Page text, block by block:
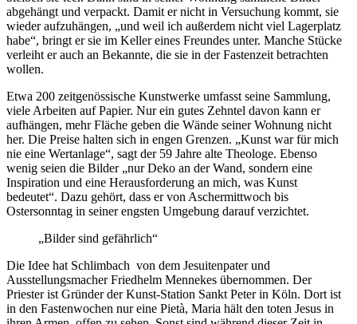
abgehängt und verpackt. Damit er nicht in Versuchung kommt, sie
wieder aufzuhängen, „und weil ich außerdem nicht viel Lagerplatz
habe“, bringt er sie im Keller eines Freundes unter. Manche Stücke
verleiht er auch an Bekannte, die sie in der Fastenzeit betrachten
wollen.
Etwa 200 zeitgenössische Kunstwerke umfasst seine Sammlung,
viele Arbeiten auf Papier. Nur ein gutes Zehntel davon kann er
aufhängen, mehr Fläche geben die Wände seiner Wohnung nicht
her. Die Preise halten sich in engen Grenzen. „Kunst war für mich
nie eine Wertanlage“, sagt der 59 Jahre alte Theologe. Ebenso
wenig seien die Bilder „nur Deko an der Wand, sondern eine
Inspiration und eine Herausforderung an mich, was Kunst
bedeutet“. Dazu gehört, dass er von Aschermittwoch bis
Ostersonntag in seiner engsten Umgebung darauf verzichtet.
„Bilder sind gefährlich“
Die Idee hat Schlimbach von dem Jesuitenpater und
Ausstellungsmacher Friedhelm Mennekes übernommen. Der
Priester ist Gründer der Kunst-Station Sankt Peter in Köln. Dort ist
in den Fastenwochen nur eine Pietà, Maria hält den toten Jesus in